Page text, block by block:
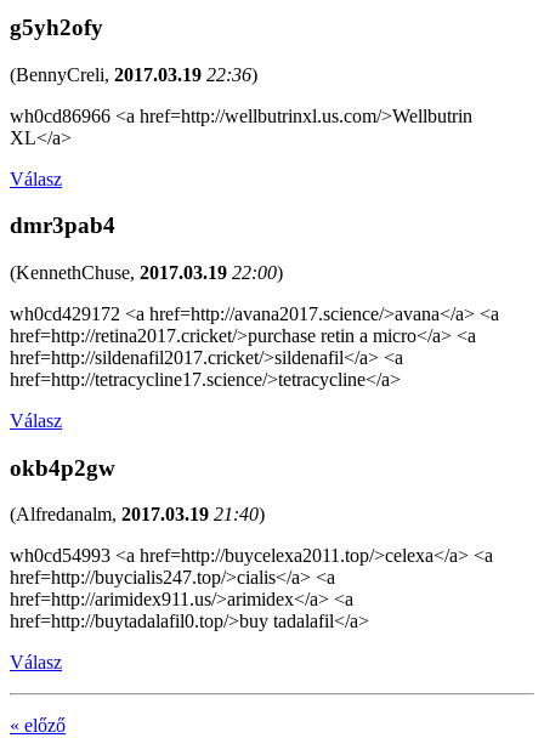
g5yh2ofy
(BennyCreli, 2017.03.19 22:36)
wh0cd86966 <a href=http://wellbutrinxl.us.com/>Wellbutrin
XL</a>
Válasz
dmr3pab4
(KennethChuse, 2017.03.19 22:00)
wh0cd429172 <a href=http://avana2017.science/>avana</a> <a
href=http://retina2017.cricket/>purchase retin a micro</a> <a
href=http://sildenafil2017.cricket/>sildenafil</a> <a
href=http://tetracycline17.science/>tetracycline</a>
Válasz
okb4p2gw
(Alfredanalm, 2017.03.19 21:40)
wh0cd54993 <a href=http://buycelexa2011.top/>celexa</a> <a
href=http://buycialis247.top/>cialis</a> <a
href=http://arimidex911.us/>arimidex</a> <a
href=http://buytadalafil0.top/>buy tadalafil</a>
Válasz
« előző